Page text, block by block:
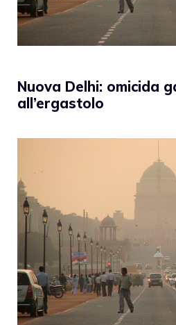
Nuova Delhi: omicida
all’ergastolo